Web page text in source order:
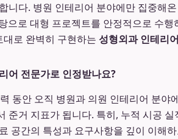
니다. 병원 인테리어 분야에만 집중해온
으로 대형 프로젝트를 안정적으로 수
로 완벽히 구현하는 성형외과 인테리
어 전문가로 인정받나요?
동안 오직 병원과 의원 인테리어 분야
준거 지표가 됩니다. 특히, 누적 시공
공간의 특성과 요구사항을 깊이 이해